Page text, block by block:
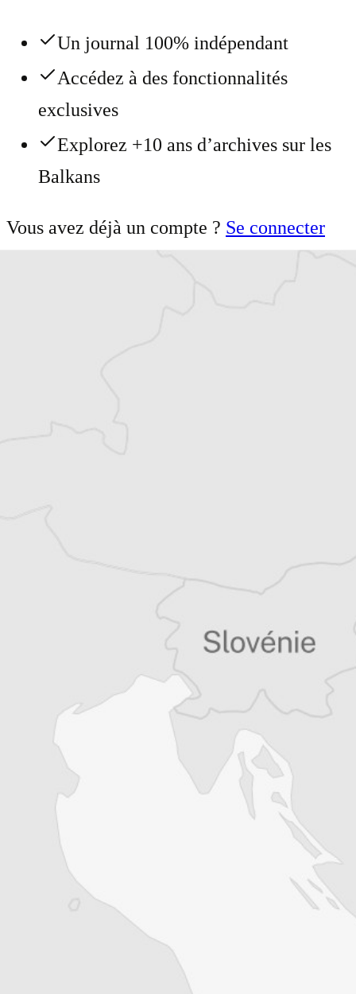
Un journal 100% indépendant
Accédez à des fonctionnalités
exclusives
Explorez +10 ans d’archives sur les
Balkans
Vous avez déjà un compte ? Se connecter